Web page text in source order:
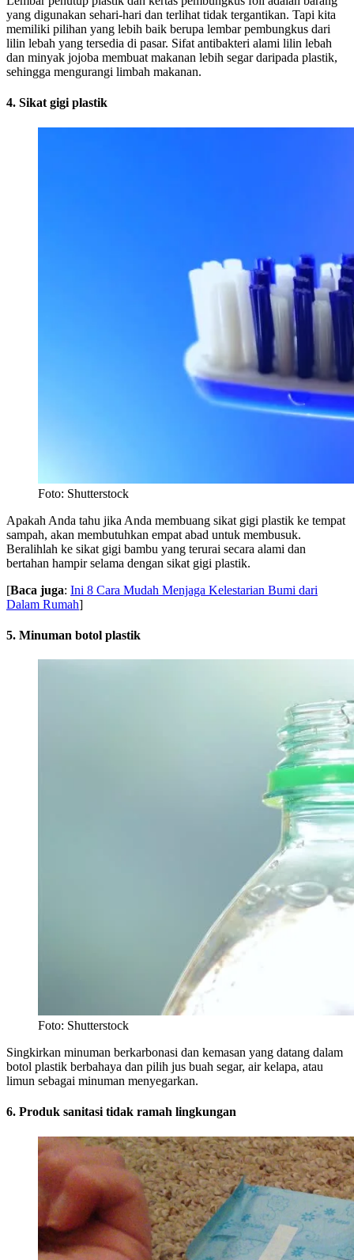
yang digunakan sehari-hari dan terlihat tidak tergantikan. Tapi kita
memiliki pilihan yang lebih baik berupa lembar pembungkus dari
lilin lebah yang tersedia di pasar. Sifat antibakteri alami lilin lebah
dan minyak jojoba membuat makanan lebih segar daripada plastik,
sehingga mengurangi limbah makanan.
4. Sikat gigi plastik
Foto: Shutterstock
Apakah Anda tahu jika Anda membuang sikat gigi plastik ke tempat
sampah, akan membutuhkan empat abad untuk membusuk.
Beralihlah ke sikat gigi bambu yang terurai secara alami dan
bertahan hampir selama dengan sikat gigi plastik.
[Baca juga: Ini 8 Cara Mudah Menjaga Kelestarian Bumi dari
Dalam Rumah]
5. Minuman botol plastik
Foto: Shutterstock
Singkirkan minuman berkarbonasi dan kemasan yang datang dalam
botol plastik berbahaya dan pilih jus buah segar, air kelapa, atau
limun sebagai minuman menyegarkan.
6. Produk sanitasi tidak ramah lingkungan